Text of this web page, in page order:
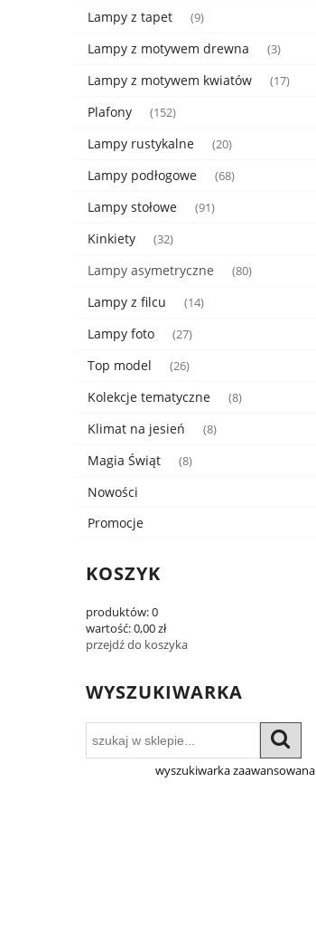
Lampy z tapet (9)
Lampy z motywem drewna (3)
Lampy z motywem kwiatów (17)
Plafony (152)
Lampy rustykalne (20)
Lampy podłogowe (68)
Lampy stołowe (91)
Kinkiety (32)
Lampy asymetryczne (80)
Lampy z filcu (14)
Lampy foto (27)
Top model (26)
Kolekcje tematyczne (8)
Klimat na jesień (8)
Magia Świąt (8)
Nowości
Promocje
KOSZYK
produktów:0
wartość:0,00 zł
przejdź do koszyka
WYSZUKIWARKA
wyszukiwarka zaawansowana